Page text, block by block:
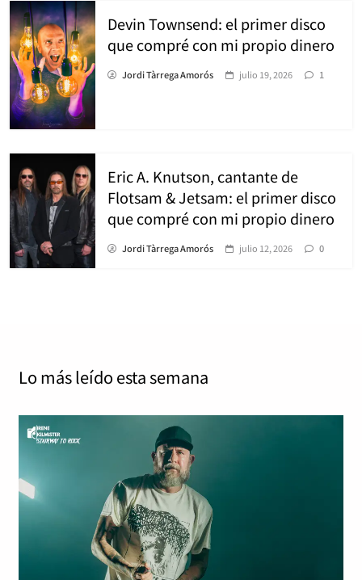
Devin Townsend: el primer disco
que compré con mi propio dinero
Jordi Tàrrega Amorós julio 19, 2026 1
Eric A. Knutson, cantante de
Flotsam & Jetsam: el primer disco
que compré con mi propio dinero
Jordi Tàrrega Amorós julio 12, 2026 0
Lo más leído esta semana